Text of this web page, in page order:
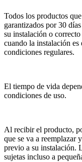
Todos los productos
garantizados por 30
su instalación o
cuando la instalación es
condiciones regulares.
El tiempo de vida
condiciones de uso.
Al recibir el producto,
que se va a reemplazar
previo a su instalación.
sujetas incluso a